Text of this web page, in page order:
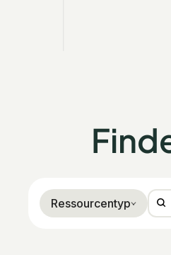
Ressourcentyp